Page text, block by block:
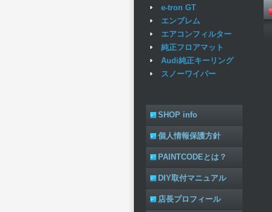
e-tron GT
エンブレム
エアコンフィルター
純正フロアマット
Audi純正キーリング
スノーワイパー
SHOP info
個人情報保護方針
PAINTCODEとは？
DIY取付マニュアル
店長プロフィール